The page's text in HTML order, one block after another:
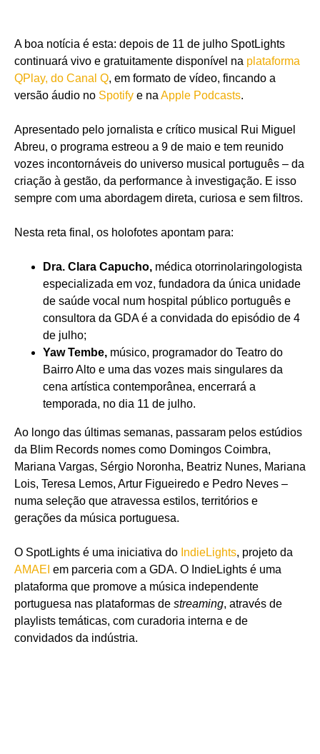
A boa notícia é esta: depois de 11 de julho SpotLights
continuará vivo e gratuitamente disponível na plataforma
QPlay, do Canal Q, em formato de vídeo, fincando a
versão áudio no Spotify e naApple Podcasts.
Apresentado pelo jornalista e crítico musical Rui Miguel
Abreu, o programa estreou a 9 de maio e tem reunido
vozes incontornáveis do universo musical português – da
criação à gestão, da performance à investigação. E isso
sempre com uma abordagem direta, curiosa e sem filtros.
Nesta reta final, os holofotes apontam para:
Dra. Clara Capucho, médica otorrinolaringologista
especializada em voz, fundadora da única unidade
de saúde vocal num hospital público português e
consultora da GDA é a convidada do episódio de 4
de julho;
Yaw Tembe, músico, programador do Teatro do
Bairro Alto e uma das vozes mais singulares da
cena artística contemporânea, encerrará a
temporada, no dia 11 de julho.
Ao longo das últimas semanas, passaram pelos estúdios
da Blim Records nomes como Domingos Coimbra,
Mariana Vargas, Sérgio Noronha, Beatriz Nunes, Mariana
Lois, Teresa Lemos, Artur Figueiredo e Pedro Neves –
numa seleção que atravessa estilos, territórios e
gerações da música portuguesa.
O SpotLights é uma iniciativa do IndieLights, projeto da
AMAEI em parceria com a GDA. O IndieLights é uma
plataforma que promove a música independente
portuguesa nas plataformas de streaming, através de
playlists temáticas, com curadoria interna e de
convidados da indústria.